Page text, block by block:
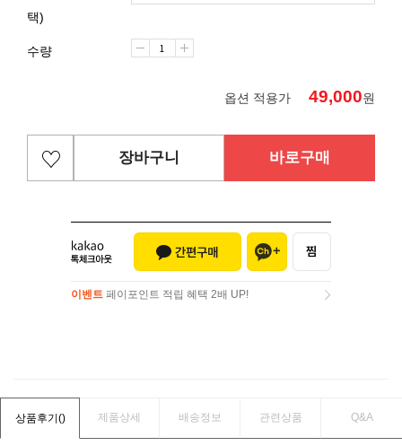
택)
수량
옵션 적용가 49,000원
장바구니 바로구매
이벤트 페이포인트 적립 혜택 2배 UP!
상품후기() 제품상세 배송정보 관련상품 Q&A